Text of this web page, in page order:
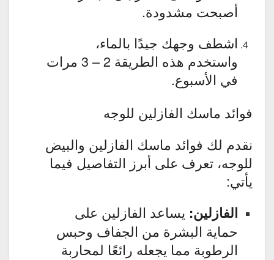
أصبحت مشدودة.
اشطف وجهك جيدًا بالماء،
واستخدم هذه الطريقة 2 – 3 مرات
في الأسبوع.
فوائد ماسك الفازلين للوجه
نقدم لك فوائد ماسك الفازلين والبيض
للوجه، تعرف على أبرز التفاصيل فيما
يأتي:
الفازلين: يساعد الفازلين على
حماية البشرة من الجفاف وحبس
الرطوبة مما يجعله رائعًا لمحاربة